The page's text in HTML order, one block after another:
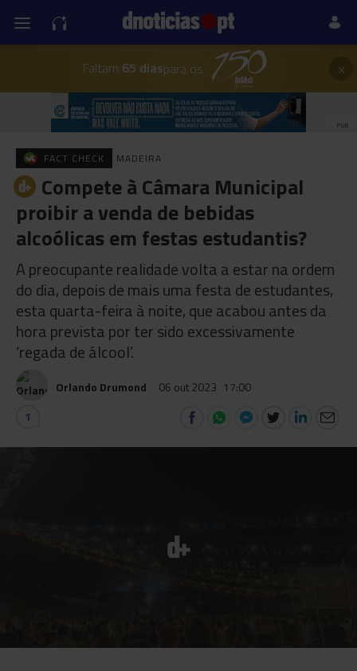
Faltam 65 diaspara os ×
PUB
FACT CHECK MADEIRA
Compete à Câmara Municipal
proibir a venda de bebidas
alcoólicas em festas estudantis?
A preocupante realidade volta a estar na ordem
do dia, depois de mais uma festa de estudantes,
esta quarta-feira à noite, que acabou antes da
hora prevista por ter sido excessivamente
‘regada de álcool’.
Orlando Drumond 06 out 2023 17:00
1